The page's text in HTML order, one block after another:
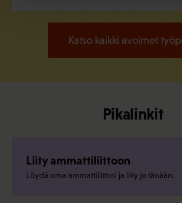
Katso kaikki avoimet
Pikalinkit
Liity ammattiliittoon
Löydä oma ammattiliittosi ja liity jo tänään.